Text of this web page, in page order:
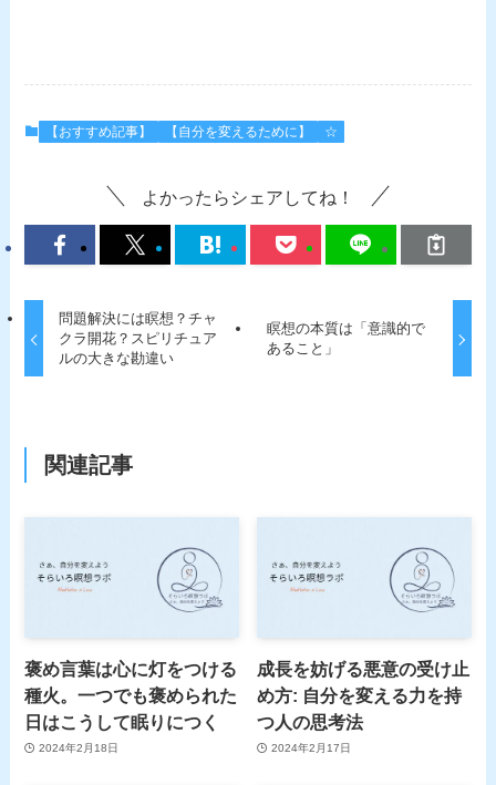
【おすすめ記事】 【自分を変えるために】 ☆
よかったらシェアしてね！
問題解決には瞑想？チャ
クラ開花？スピリチュア
ルの大きな勘違い
瞑想の本質は「意識的で
あること」
関連記事
褒め言葉は心に灯をつける
種火。一つでも褒められた
日はこうして眠りにつく
2024年2月18日
成長を妨げる悪意の受け止
め方: 自分を変える力を持
つ人の思考法
2024年2月17日